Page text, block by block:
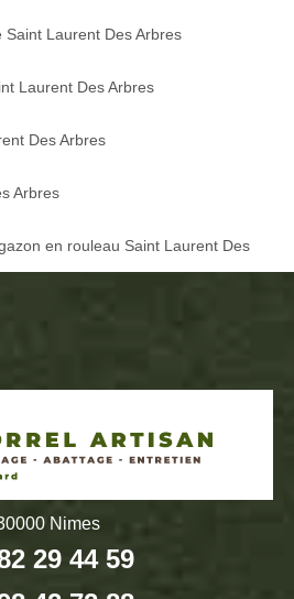
Laurent Des Arbres
Laurent Des Arbres
Des Arbres
Arbres
en rouleau Saint Laurent Des
Nimes
29 44 59